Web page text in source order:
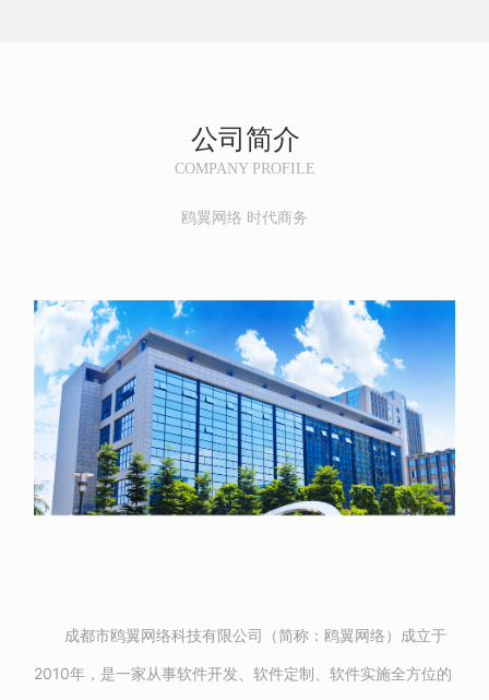
公司简介
COMPANY PROFILE
鸥翼网络 时代商务
成都市鸥翼网络科技有限公司（简称：鸥翼网络）成立于
2010年，是一家从事软件开发、软件定制、软件实施全方位的